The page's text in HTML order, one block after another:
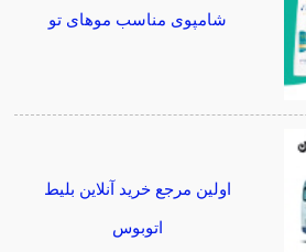
شامپوی مناسب موهای تو
اولین مرجع خرید آنلاین بلیط
اتوبوس